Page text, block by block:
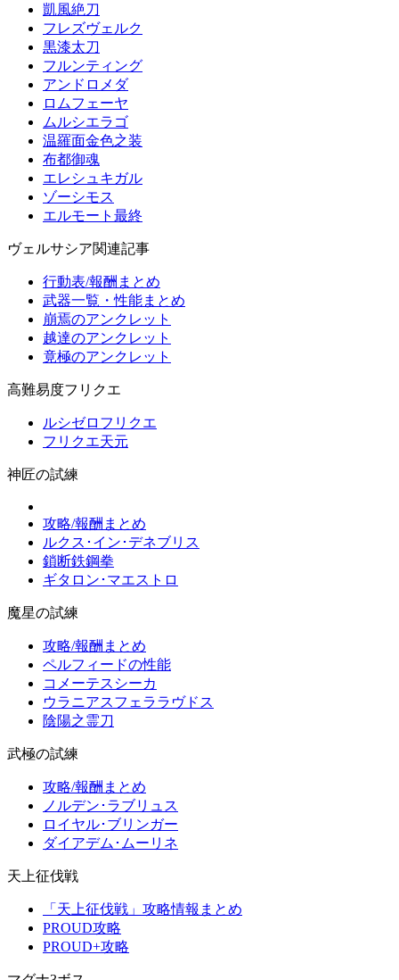
凱風絶刀
フレズヴェルク
黒漆太刀
フルンティング
アンドロメダ
ロムフェーヤ
ムルシエラゴ
温羅面金色之装
布都御魂
エレシュキガル
ゾーシモス
エルモート最終
ヴェルサシア関連記事
行動表/報酬まとめ
武器一覧・性能まとめ
崩焉のアンクレット
越達のアンクレット
竟極のアンクレット
高難易度フリクエ
ルシゼロフリクエ
フリクエ天元
神匠の試練
攻略/報酬まとめ
ルクス･イン･デネブリス
鎖断鉄鋼拳
ギタロン･マエストロ
魔星の試練
攻略/報酬まとめ
ペルフィードの性能
コメーテスシーカ
ウラニアスフェララヴドス
陰陽之霊刀
武極の試練
攻略/報酬まとめ
ノルデン･ラブリュス
ロイヤル･ブリンガー
ダイアデム･ムーリネ
天上征伐戦
「天上征伐戦」攻略情報まとめ
PROUD攻略
PROUD+攻略